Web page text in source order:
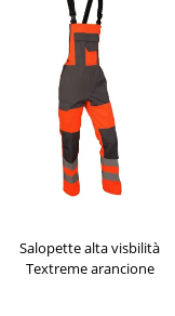
Salopette alta visbilità
Textreme arancione